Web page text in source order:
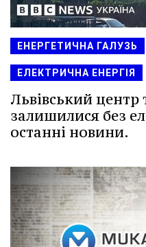
ЕНЕРГЕТИЧНА ГАЛУЗЬ
ЕЛЕКТРИЧНА ЕНЕРГІЯ
Львівський
залишилися без
останні новини.